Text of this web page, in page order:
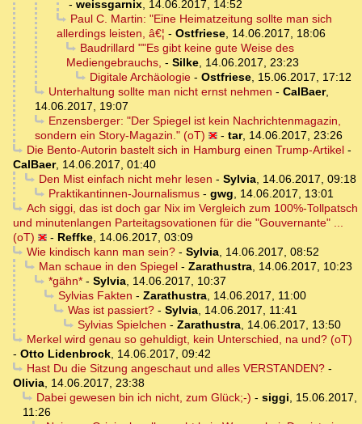
- weissgarnix, 14.06.2017, 14:52
Paul C. Martin: "Eine Heimatzeitung sollte man sich
allerdings leisten, â€¦ - Ostfriese, 14.06.2017, 18:06
Baudrillard ""Es gibt keine gute Weise des
Mediengebrauchs, - Silke, 14.06.2017, 23:23
Digitale Archäologie- Ostfriese, 15.06.2017, 17:12
Unterhaltung sollte man nicht ernst nehmen - CalBaer,
14.06.2017, 19:07
Enzensberger: "Der Spiegel ist kein Nachrichtenmagazin,
sondern ein Story-Magazin." (oT)
- tar, 14.06.2017, 23:26
Die Bento-Autorin bastelt sich in Hamburg einen Trump-Artikel-
CalBaer, 14.06.2017, 01:40
Den Mist einfach nicht mehr lesen - Sylvia, 14.06.2017, 09:18
Praktikantinnen-Journalismus- gwg, 14.06.2017, 13:01
Ach siggi, das ist doch gar Nix im Vergleich zum 100%-Tollpatsch
und minutenlangen Parteitagsovationen für die "Gouvernante" ...
(oT)
- Reffke, 14.06.2017, 03:09
Wie kindisch kann man sein?- Sylvia, 14.06.2017, 08:52
Man schaue in den Spiegel- Zarathustra, 14.06.2017, 10:23
*gähn*- Sylvia, 14.06.2017, 10:37
Sylvias Fakten - Zarathustra, 14.06.2017, 11:00
Was ist passiert?- Sylvia, 14.06.2017, 11:41
Sylvias Spielchen - Zarathustra, 14.06.2017, 13:50
Merkel wird genau so gehuldigt, kein Unterschied, na und? (oT)
- Otto Lidenbrock, 14.06.2017, 09:42
Hast Du die Sitzung angeschaut und alles VERSTANDEN?-
Olivia, 14.06.2017, 23:38
Dabei gewesen bin ich nicht, zum Glück;-) - siggi, 15.06.2017,
11:26